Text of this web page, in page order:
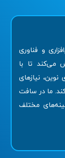
و فناوری
می‌کند تا با
نوین، نیازهای
ما در سافت
مختلف